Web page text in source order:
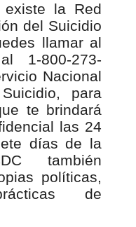
existe la Red
del Suicidio
llamar al
1-800-273-
Nacional
para
te brindará
las 24
días de la
también
políticas,
de